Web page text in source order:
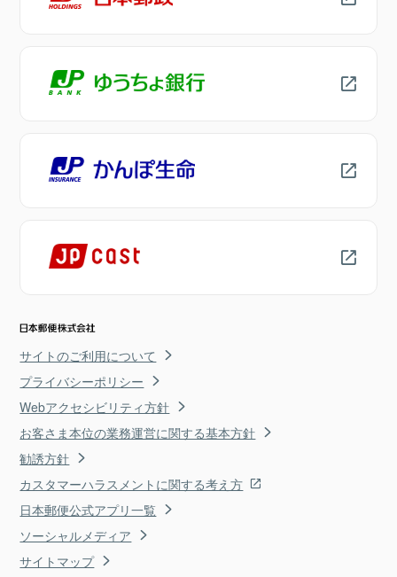
サイトのご利用について
プライバシーポリシー
Webアクセシビリティ方針
お客さま本位の業務運営に関する基本方針
勧誘方針
カスタマーハラスメントに関する考え方
日本郵便公式アプリ一覧
ソーシャルメディア
サイトマップ